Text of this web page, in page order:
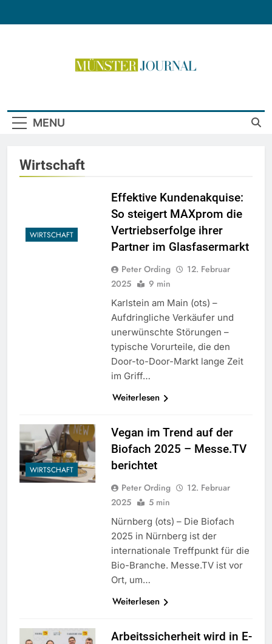
MENU
Wirtschaft
WIRTSCHAFT
Effektive Kundenakquise:
So steigert MAXprom die
Vertriebserfolge ihrer
Partner im Glasfasermarkt
Peter Ording
12. Februar
2025
9 min
Karlstein am Main (ots) –
Aufdringliche Verkäufer und
unerwünschte Störungen –
typische Vorurteile, die den
Door-to-Door-Markt lange Zeit
im Griff…
Weiterlesen
WIRTSCHAFT
Vegan im Trend auf der
Biofach 2025 – Messe.TV
berichtet
Peter Ording
12. Februar
2025
5 min
Nürnberg (ots) – Die Biofach
2025 in Nürnberg ist der
internationale Treffpunkt für die
Bio-Branche. Messe.TV ist vor
Ort, um…
Weiterlesen
Arbeitssicherheit wird in E-